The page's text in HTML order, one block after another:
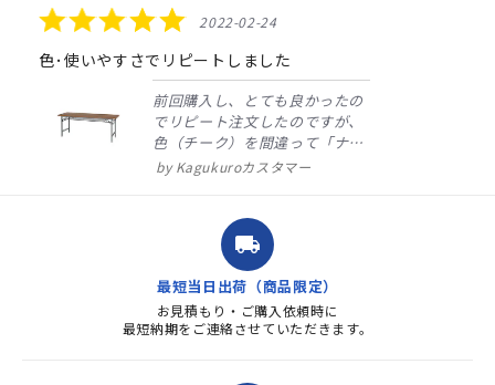
5.0
star
rating
2022-02-24
色･使いやすさでリピートしました
前回購入し、とても良かったの
でリピート注文したのですが、
色（チーク）を間違って「ナチ
ュラル」としてしまいました。
ました。商品到着も早く、品
質・使いやすさで満足していま
す。また、リピートするときは
よろしくお...
Kagukuroカスタマー
local_shipping
最短当日出荷（商品限定）
お見積もり・ご購入依頼時に
最短納期をご連絡させていただきます。